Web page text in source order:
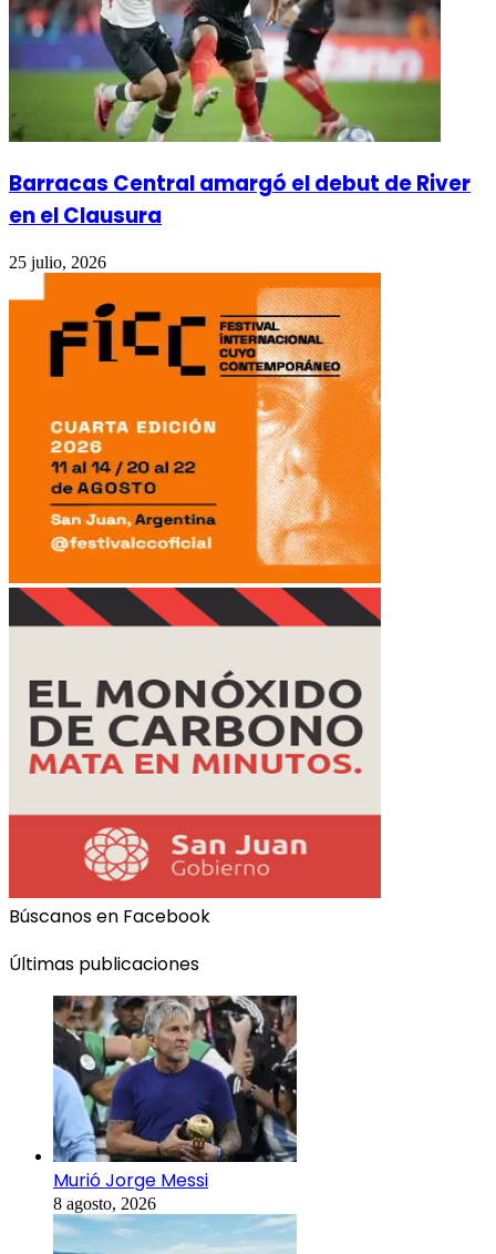
Barracas Central amargó el debut de River
en el Clausura
25 julio, 2026
Búscanos en Facebook
Últimas publicaciones
Murió Jorge Messi
8 agosto, 2026